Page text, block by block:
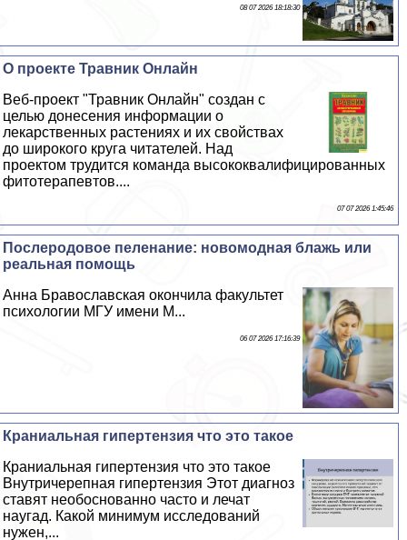
08 07 2026 18:18:30
О проекте Травник Онлайн
Веб-проект "Травник Онлайн" создан с
целью донесения информации о
лекарственных растениях и их свойствах
до широкого круга читателей. Над
проектом трудится комaнда высококвалифицированных
фитотерапевтов....
07 07 2026 1:45:46
Послеродовое пеленание: новомодная блажь или
реальная помощь
Анна Бравославская окончила факультет
психологии МГУ имени М...
06 07 2026 17:16:39
Краниальная гипертензия что это такое
Краниальная гипертензия что это такое
Внутричерепная гипертензия Этот диагноз
ставят необоснованно часто и лечат
наугад. Какой минимум исследований
нужен,...